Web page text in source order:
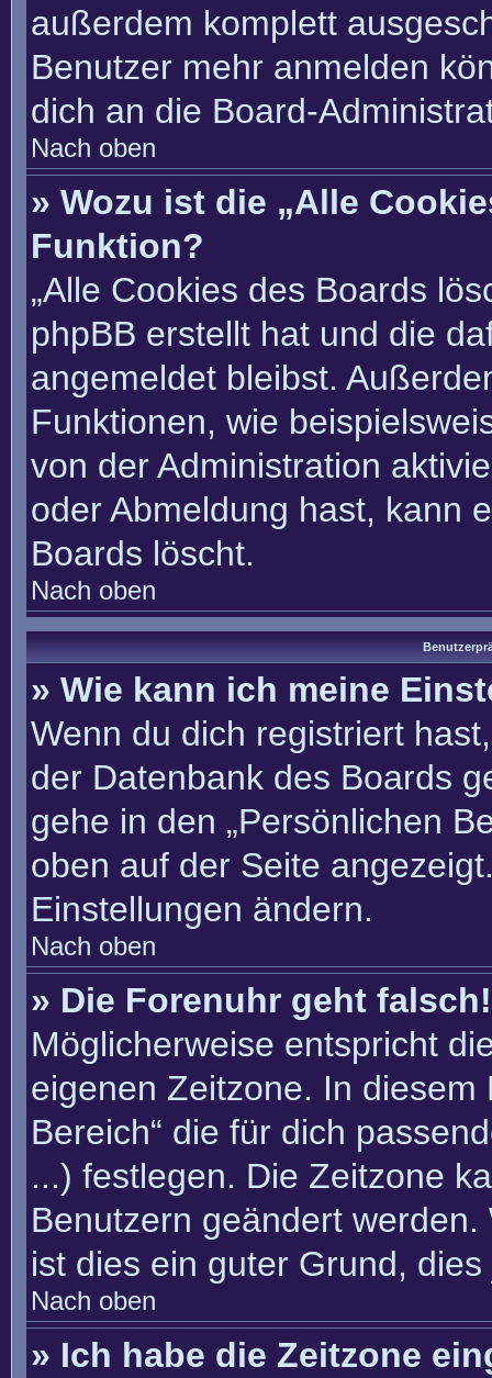
außerdem komplett
Benutzer mehr anmelden
dich an die Board-
Nach oben
» Wozu ist die „Alle
Funktion?
„Alle Cookies des Boards
phpBB erstellt hat und die
angemeldet bleibst.
Funktionen, wie
von der Administration
oder Abmeldung hast, kann
Boards löscht.
Nach oben
» Wie kann ich meine
Wenn du dich registriert
der Datenbank des Boards
gehe in den „Persönlichen
oben auf der Seite
Einstellungen ändern.
Nach oben
» Die Forenuhr geht falsch!
Möglicherweise entspricht
eigenen Zeitzone. In diesem
Bereich“ die für dich
...) festlegen. Die Zeitzone
Benutzern geändert
ist dies ein guter Grund,
Nach oben
» Ich habe die Zeitzone